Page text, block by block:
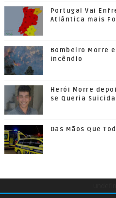
Portugal Vai
Atlântica mais
Bombeiro Morre
Incêndio
Herói Morre
se Queria
Das Mãos Que